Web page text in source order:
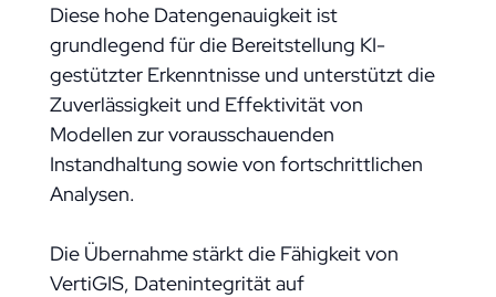
Diese hohe Datengenauigkeit ist
grundlegend für die Bereitstellung KI-
gestützter Erkenntnisse und unterstützt die
Zuverlässigkeit und Effektivität von
Modellen zur vorausschauenden
Instandhaltung sowie von fortschrittlichen
Analysen.
Die Übernahme stärkt die Fähigkeit von
VertiGIS, Datenintegrität auf